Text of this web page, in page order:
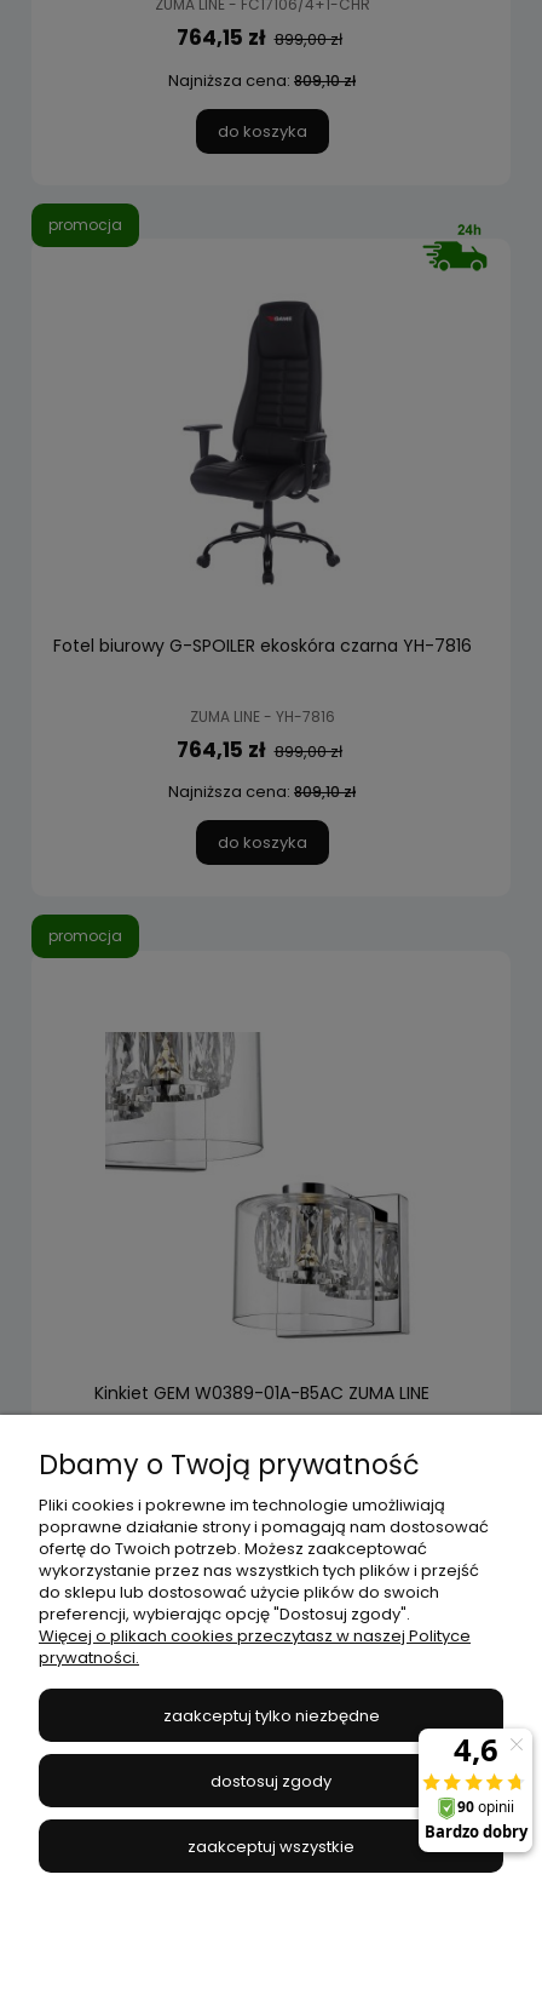
ZUMA LINE - FC17106/4+1-CHR
764,15 zł 899,00 zł
Najniższa cena: 809,10 zł
do koszyka
Fotel biurowy G-SPOILER ekoskóra czarna YH-7816
ZUMA LINE - YH-7816
764,15 zł 899,00 zł
Najniższa cena: 809,10 zł
do koszyka
promocja
Kinkiet GEM W0389-01A-B5AC ZUMA LINE
ZUMA LINE - W0389-01A-B5AC
228,65 zł 269,00 zł
Najniższa cena:
242,10 zł
do koszyka
promocja
Dbamy o Twoją prywatność
Pliki cookies i pokrewne im technologie umożliwiają
poprawne działanie strony i pomagają nam dostosować
ofertę do Twoich potrzeb. Możesz zaakceptować
wykorzystanie przez nas wszystkich tych plików i przejść
do sklepu lub dostosować użycie plików do swoich
preferencji, wybierając opcję "Dostosuj zgody".
Więcej o plikach cookies przeczytasz w naszej Polityce
prywatności.
zaakceptuj tylko niezbędne
dostosuj zgody
zaakceptuj wszystkie